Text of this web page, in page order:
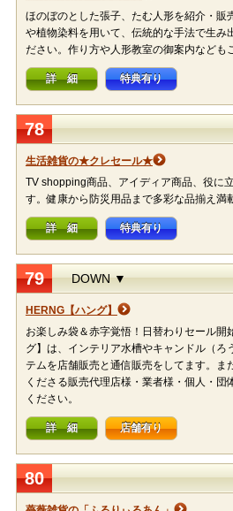
ほのぼのとした張子、たむ人形を紹介・販
や植物染料を用いて、伝統的な手法で生み
ださい。作り方や人形教室の御案内なども
詳 細 特典有り
78
生活雑貨の★クレセール★
TV shopping商品、アイディア商品、役に
す。健康から防災用品まで多彩な品揃え満
詳 細 特典有り
79 DOWN ▼
HERNG【ハング】
お楽しみ袋＆赤字覚悟！日替わりセール開
グ】は、インテリア水槽やキャンドル（ろ
テムを店舗販売と通信販売をしてます。ま
くださる販売代理店様・業者様・個人・団
ください。
詳 細 店舗有り
80